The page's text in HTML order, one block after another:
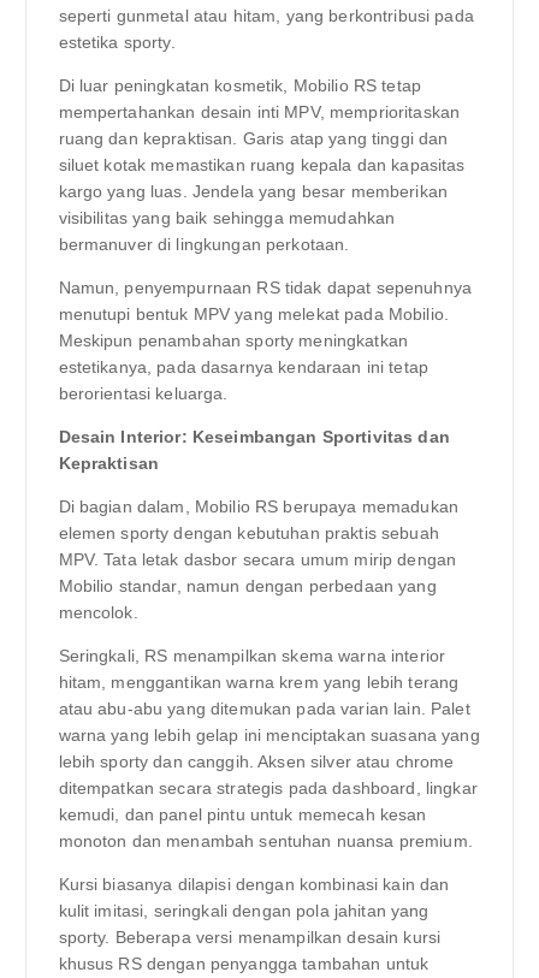
seperti gunmetal atau hitam, yang berkontribusi pada
estetika sporty.
Di luar peningkatan kosmetik, Mobilio RS tetap
mempertahankan desain inti MPV, memprioritaskan
ruang dan kepraktisan. Garis atap yang tinggi dan
siluet kotak memastikan ruang kepala dan kapasitas
kargo yang luas. Jendela yang besar memberikan
visibilitas yang baik sehingga memudahkan
bermanuver di lingkungan perkotaan.
Namun, penyempurnaan RS tidak dapat sepenuhnya
menutupi bentuk MPV yang melekat pada Mobilio.
Meskipun penambahan sporty meningkatkan
estetikanya, pada dasarnya kendaraan ini tetap
berorientasi keluarga.
Desain Interior: Keseimbangan Sportivitas dan
Kepraktisan
Di bagian dalam, Mobilio RS berupaya memadukan
elemen sporty dengan kebutuhan praktis sebuah
MPV. Tata letak dasbor secara umum mirip dengan
Mobilio standar, namun dengan perbedaan yang
mencolok.
Seringkali, RS menampilkan skema warna interior
hitam, menggantikan warna krem ​​​​yang lebih terang
atau abu-abu yang ditemukan pada varian lain. Palet
warna yang lebih gelap ini menciptakan suasana yang
lebih sporty dan canggih. Aksen silver atau chrome
ditempatkan secara strategis pada dashboard, lingkar
kemudi, dan panel pintu untuk memecah kesan
monoton dan menambah sentuhan nuansa premium.
Kursi biasanya dilapisi dengan kombinasi kain dan
kulit imitasi, seringkali dengan pola jahitan yang
sporty. Beberapa versi menampilkan desain kursi
khusus RS dengan penyangga tambahan untuk